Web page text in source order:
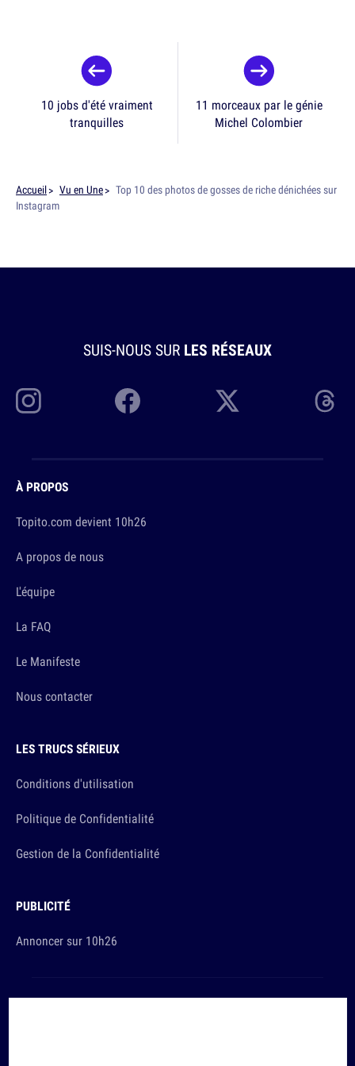
10 jobs d'été vraiment
tranquilles
11 morceaux par le génie
Michel Colombier
Accueil Vu en Une
Top 10 des photos de gosses de riche dénichées sur
Instagram
SUIS-NOUS SUR LES RÉSEAUX
À PROPOS
Topito.com devient 10h26
A propos de nous
L'équipe
La FAQ
Le Manifeste
Nous contacter
LES TRUCS SÉRIEUX
Conditions d'utilisation
Politique de Confidentialité
Gestion de la Confidentialité
PUBLICITÉ
Annoncer sur 10h26